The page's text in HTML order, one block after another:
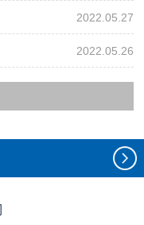
2022.05.27
2022.05.26